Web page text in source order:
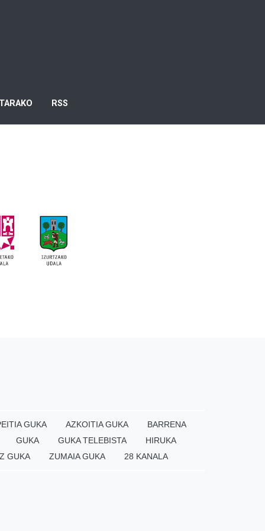
RSS
GUKA AZKOITIA GUKA
BARRENA
GUKA
GUKA TELEBISTA
HIRUKA
GUKA
ZUMAIA GUKA 28 KANALA